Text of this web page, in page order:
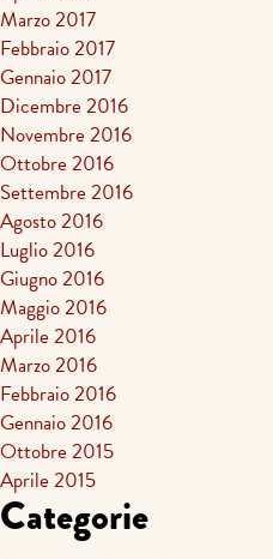
Marzo 2017
Febbraio 2017
Gennaio 2017
Dicembre 2016
Novembre 2016
Ottobre 2016
Settembre 2016
Agosto 2016
Luglio 2016
Giugno 2016
Maggio 2016
Aprile 2016
Marzo 2016
Febbraio 2016
Gennaio 2016
Ottobre 2015
Aprile 2015
Categorie